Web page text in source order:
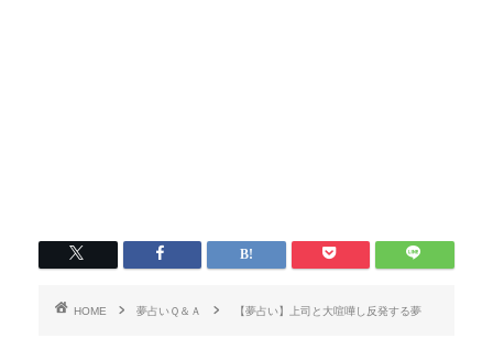
HOME 夢占いＱ＆Ａ 【夢占い】上司と大喧嘩し反発する夢